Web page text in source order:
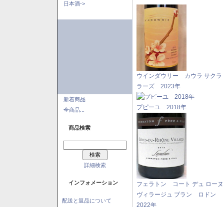
日本酒->
新着商品...
全商品...
商品検索
詳細検索
インフォメーション
配送と返品について
ウインダウリー カウラ サクラ
ラーズ 2023年
プピーユ 2018年
フェラトン コート デュ ロー
ヴィラージュ ブラン ロドン
2022年